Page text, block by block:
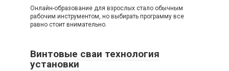
Онлайн-образование для взрослых стало обычным
рабочим инструментом, но выбирать программу все
равно стоит внимательно.
Винтовые сваи технология
установки